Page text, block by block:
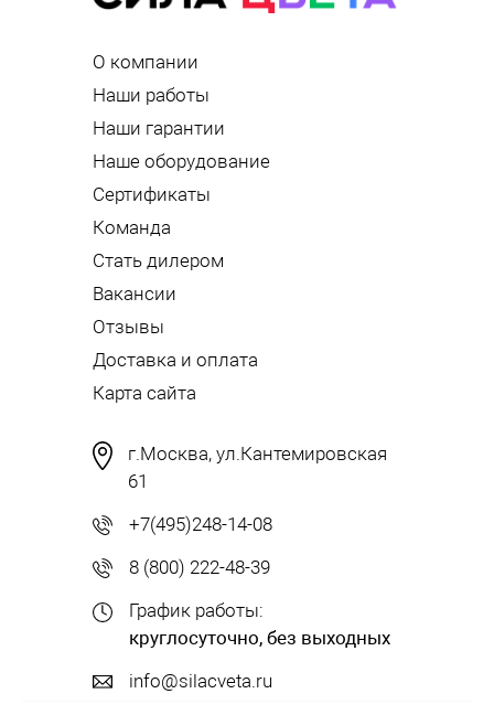
О компании
Наши работы
Наши гарантии
Наше оборудование
Сертификаты
Команда
Стать дилером
Вакансии
Отзывы
Доставка и оплата
Карта сайта
г.Москва, ул.Кантемировская
61
+7(495)248-14-08
8 (800) 222-48-39
График работы:
круглосуточно, без выходных
info@silacveta.ru